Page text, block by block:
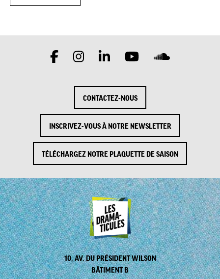
CONTACTEZ-NOUS
INSCRIVEZ-VOUS À NOTRE NEWSLETTER
TÉLÉCHARGEZ NOTRE PLAQUETTE DE SAISON
10, AV. DU PRÉSIDENT WILSON
BÂTIMENT B